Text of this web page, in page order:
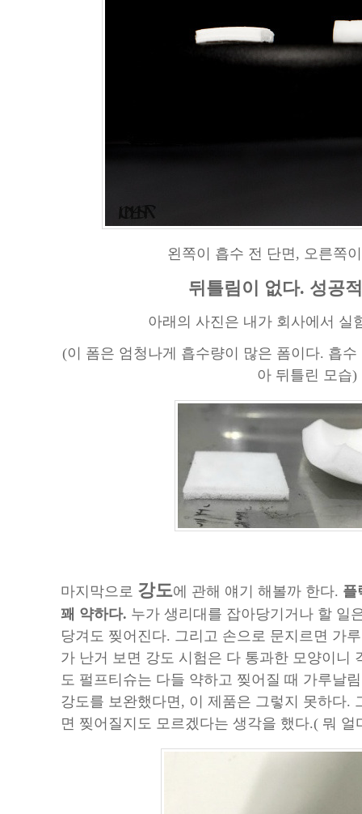
왼쪽이 흡수 전 단면, 오른쪽
뒤틀림이 없다. 성공
아래의 사진은 내가 회사에서 실
(이 폼은 엄청나게 흡수량이 많은 폼이다. 흡수
아 뒤틀린 모습)
마지막으로 강도에 관해 얘기 해볼까 한다. 플
꽤 약하다. 누가 생리대를 잡아당기거나 할 일
당겨도 찢어진다. 그리고 손으로 문지르면 가
가 난거 보면 강도 시험은 다 통과한 모양이니
도 펄프티슈는 다들 약하고 찢어질 때 가루날
강도를 보완했다면, 이 제품은 그렇지 못하다.
면 찢어질지도 모르겠다는 생각을 했다.( 뭐 얼